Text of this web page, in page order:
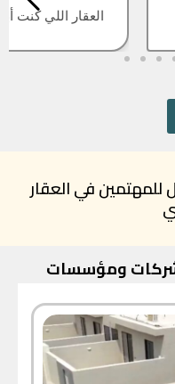
التحديث يكون أسرع
في العقار
شركات ومؤسسات